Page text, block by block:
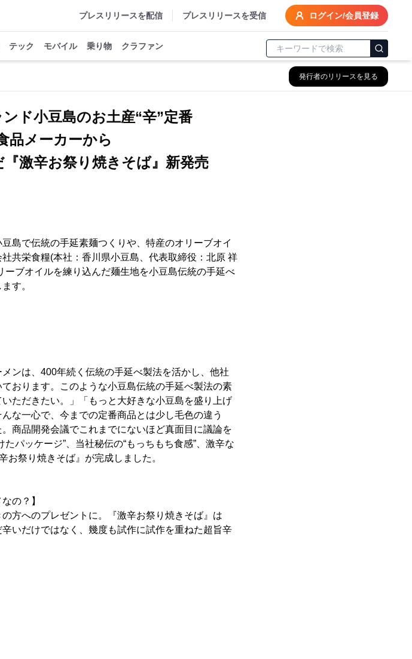
プレスリリースを配信 プレスリリースを受信 ログイン/会員登録
テック モバイル 乗り物 クラファン
発行者のリリースを見る
ド小豆島のお土産“辛”定番
品メーカーから
激辛お祭り焼きそば』新発売
島で伝統の手延素麺つくりや、特産のオリーブオイ
共栄食糧(本社：香川県小豆島、代表取締役：北原 祥
ブオイルを練り込んだ麺生地を小豆島伝統の手延べ
す。
ンは、400年続く伝統の手延べ製法を活かし、他社
おります。このような小豆島伝統の手延べ製法の素
ただきたい。」「もっと大好きな小豆島を盛り上げ
な一心で、今までの定番商品とは少し毛色の違う
商品開発会議でこれまでにないほど真面目に議論を
パッケージ”、当社秘伝の“もっちもち食感”、激辛な
お祭り焼きそば』が完成しました。
の？】
方へのプレゼントに。『激辛お祭り焼きそば』は
いだけではなく、幾度も試作に試作を重ねた超旨辛